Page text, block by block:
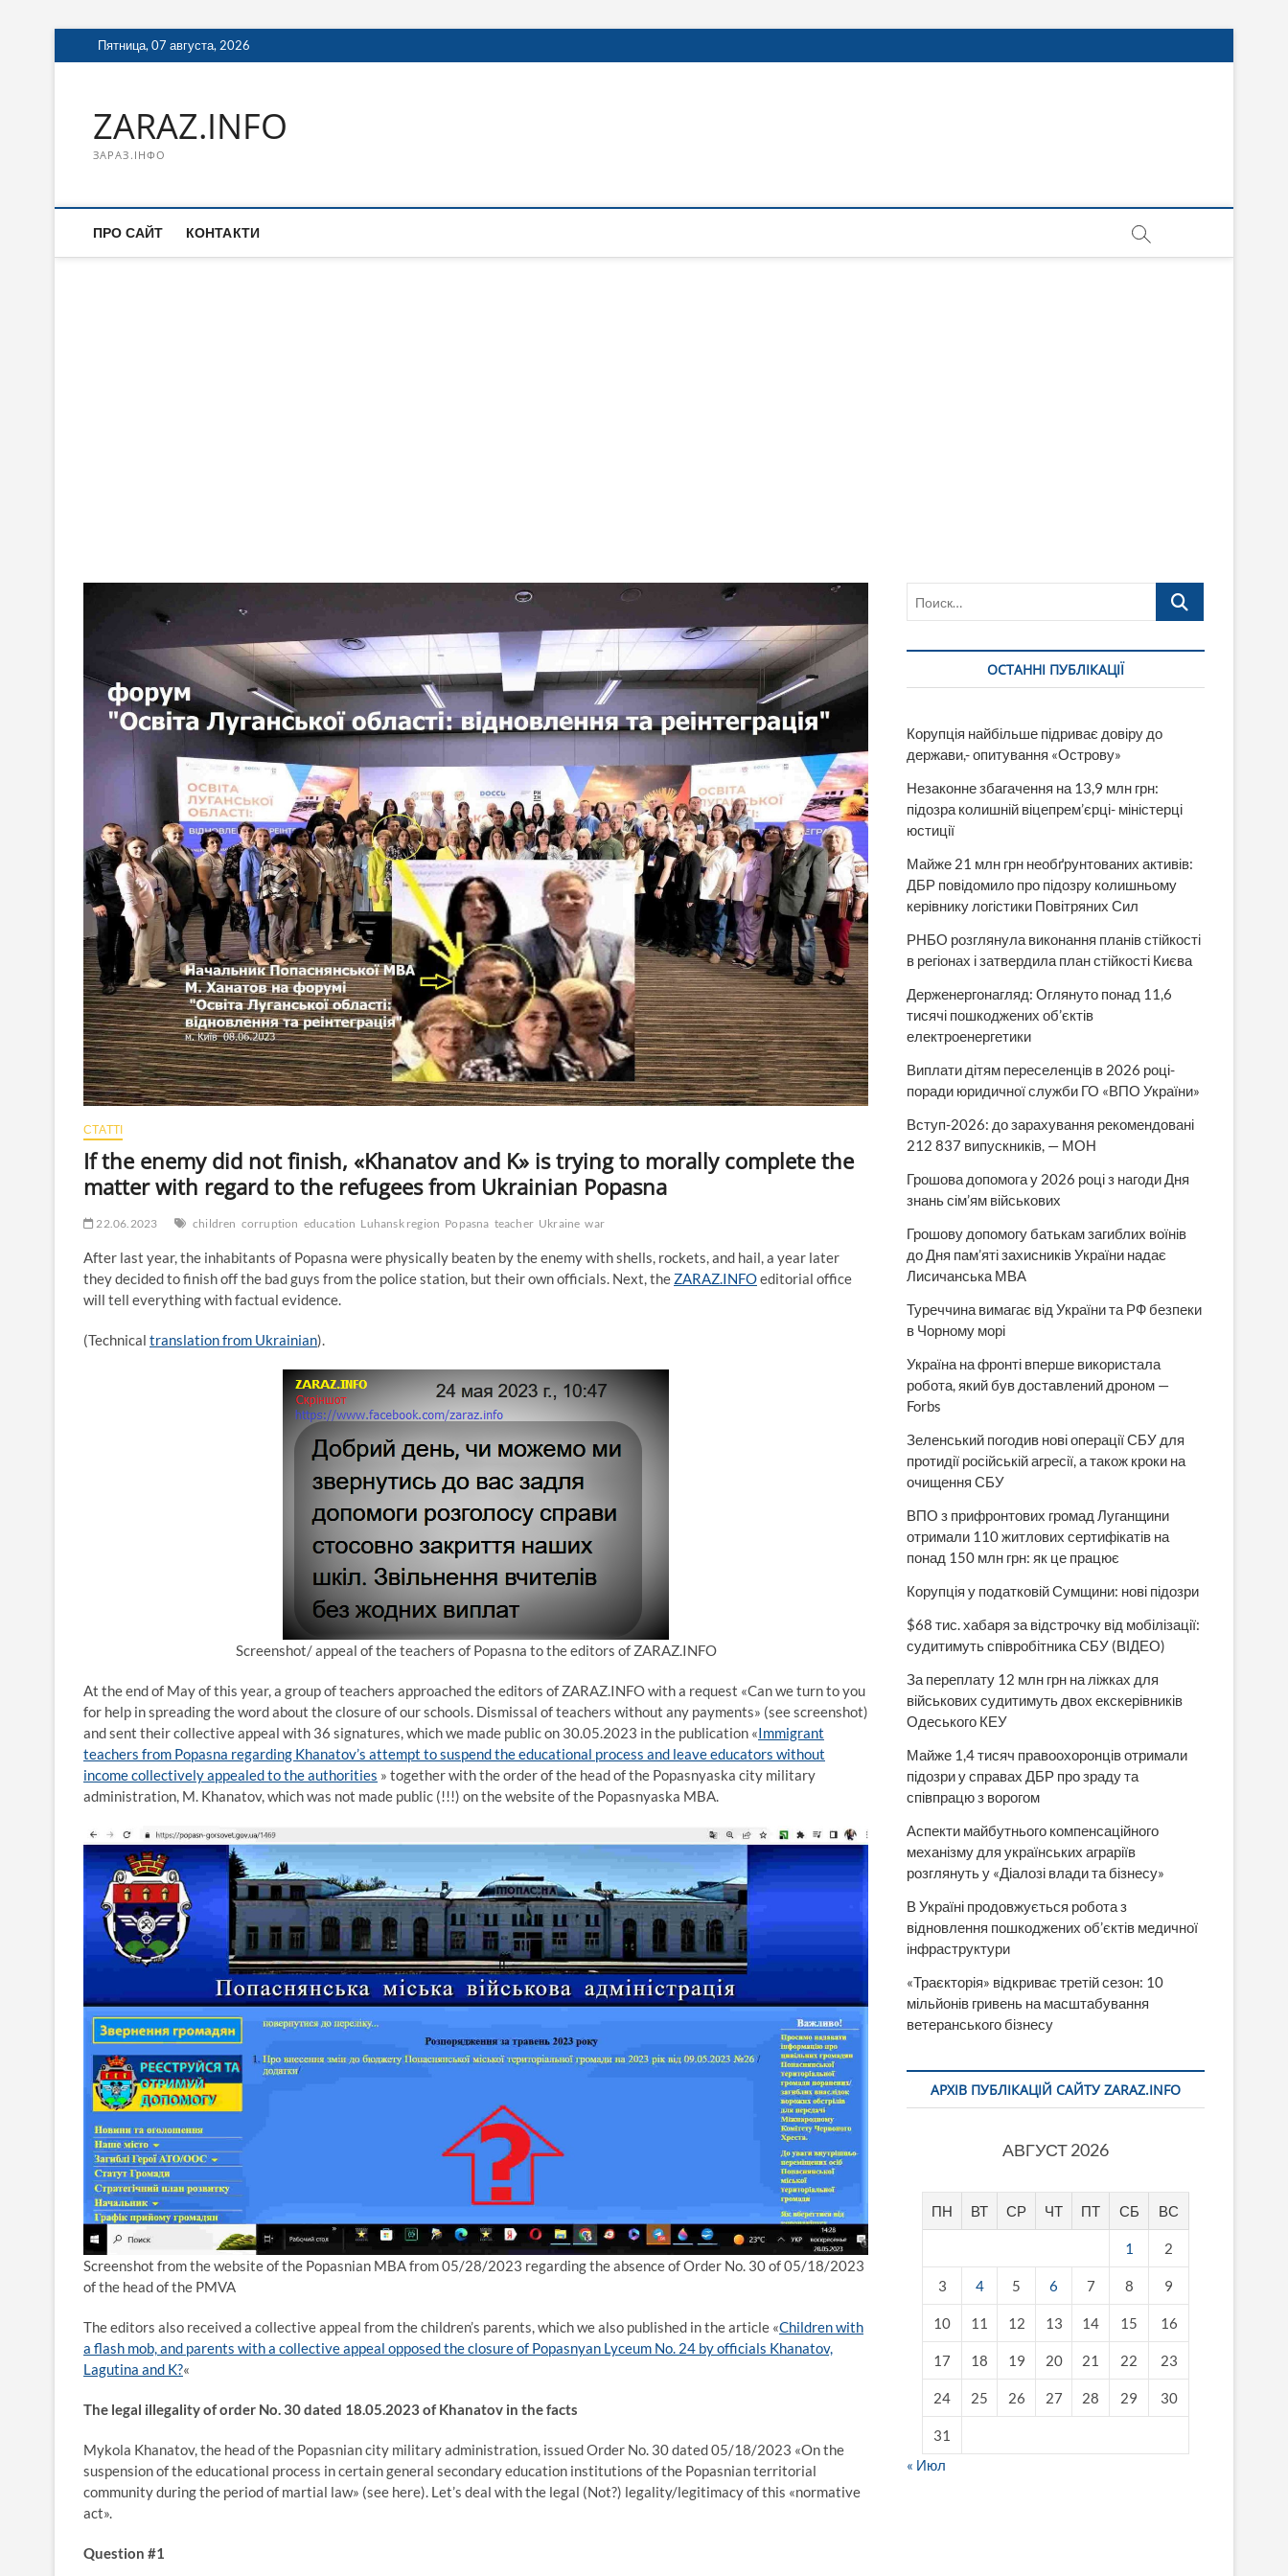
Перейти
к
Пятница, 07 августа, 2026
ZARAZ.INFO
ЗАРАЗ.ІНФО
ПРО САЙТ КОНТАКТИ
СТАТТІ
If the enemy did not finish, «Khanatov and K» is trying to morally complete the
matter with regard to the refugees from Ukrainian Popasna
22.06.2023 children corruption education Luhansk region Popasna teacher Ukraine war
After last year, the inhabitants of Popasna were physically beaten by the enemy with shells, rockets, and hail, a year later
they decided to finish off the bad guys from the police station, but their own officials. Next, the ZARAZ.INFOeditorial office
will tell everything with factual evidence.
(Technical translation from Ukrainian).
Screenshot/ appeal of the teachers of Popasna to the editors of ZARAZ.INFO
At the end of May of this year, a group of teachers approached the editors of ZARAZ.INFO with a request «Can we turn to you
for help in spreading the word about the closure of our schools. Dismissal of teachers without any payments» (see screenshot)
and sent their collective appeal with 36 signatures, which we made public on 30.05.2023 in the publication «Immigrant
teachers from Popasna regarding Khanatov’s attempt to suspend the educational process and leave educators without
income collectively appealed to the authorities » together with the order of the head of the Popasnyaska city military
administration, M. Khanatov, which was not made public (!!!) on the website of the Popasnyaska MBA.
Screenshot from the website of the Popasnian MBA from 05/28/2023 regarding the absence of Order No. 30 of 05/18/2023
of the head of the PMVA
The editors also received a collective appeal from the children’s parents, which we also published in the article «Children with
a flash mob, and parents with a collective appeal opposed the closure of Popasnyan Lyceum No. 24 by officials Khanatov,
Lagutina and K?«
The legal illegality of order No. 30 dated 18.05.2023 of Khanatov in the facts
Mykola Khanatov, the head of the Popasnian city military administration, issued Order No. 30 dated 05/18/2023 «On the
suspension of the educational process in certain general secondary education institutions of the Popasnian territorial
community during the period of martial law» (see here). Let’s deal with the legal (Not?) legality/legitimacy of this «normative
act».
Question #1
Поиск…
ОСТАННІ ПУБЛІКАЦІЇ
Корупція найбільше підриває довіру до
держави,- опитування «Острову»
Незаконне збагачення на 13,9 млн грн:
підозра колишній віцепрем’єрці- міністерці
юстиції
Майже 21 млн грн необґрунтованих активів:
ДБР повідомило про підозру колишньому
керівнику логістики Повітряних Сил
РНБО розглянула виконання планів стійкості
в регіонах і затвердила план стійкості Києва
Держенергонагляд: Оглянуто понад 11,6
тисячі пошкоджених об’єктів
електроенергетики
Виплати дітям переселенців в 2026 році-
поради юридичної служби ГО «ВПО України»
Вступ-2026: до зарахування рекомендовані
212 837 випускників, — МОН
Грошова допомога у 2026 році з нагоди Дня
знань сім’ям військових
Грошову допомогу батькам загиблих воїнів
до Дня пам’яті захисників України надає
Лисичанська МВА
Туреччина вимагає від України та РФ безпеки
в Чорному морі
Україна на фронті вперше використала
робота, який був доставлений дроном —
Forbs
Зеленський погодив нові операції СБУ для
протидії російській агресії, а також кроки на
очищення СБУ
ВПО з прифронтових громад Луганщини
отримали 110 житлових сертифікатів на
понад 150 млн грн: як це працює
Корупція у податковій Сумщини: нові підозри
$68 тис. хабаря за відстрочку від мобілізації:
судитимуть співробітника СБУ (ВІДЕО)
За переплату 12 млн грн на ліжках для
військових судитимуть двох екскерівників
Одеського КЕУ
Майже 1,4 тисяч правоохоронців отримали
підозри у справах ДБР про зраду та
співпрацю з ворогом
Аспекти майбутнього компенсаційного
механізму для українських аграріїв
розглянуть у «Діалозі влади та бізнесу»
В Україні продовжується робота з
відновлення пошкоджених об’єктів медичної
інфраструктури
«Траєкторія» відкриває третій сезон: 10
мільйонів гривень на масштабування
ветеранського бізнесу
АРХІВ ПУБЛІКАЦІЙ САЙТУ ZARAZ.INFO
АВГУСТ 2026
ПН ВТ СР ЧТ ПТ СБ ВС
1 2
3 4 5 6 7 8 9
10 11 12 13 14 15 16
17 18 19 20 21 22 23
24 25 26 27 28 29 30
31
« Июл